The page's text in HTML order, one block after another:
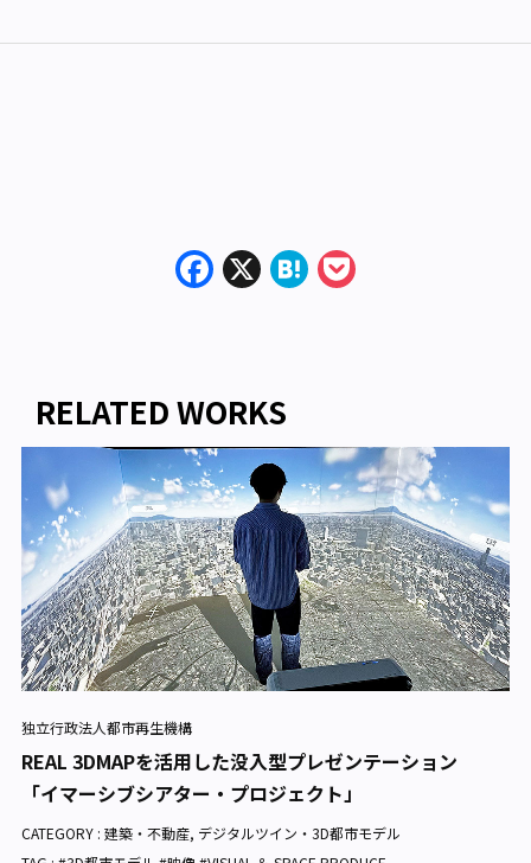
Facebook
X Hatena
RELATED WORKS
独立行政法人都市再生機構
REAL 3DMAPを活用した没入型プレゼンテーション
「イマーシブシアター・プロジェクト」
CATEGORY : 建築・不動産, デジタルツイン・3D都市モデル